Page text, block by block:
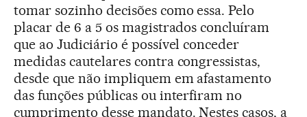
tomar sozinho decisões como essa. Pelo
placar de 6 a 5 os magistrados concluíram
que ao Judiciário é possível conceder
medidas cautelares contra congressistas,
desde que não impliquem em afastamento
das funções públicas ou interfiram no
cumprimento desse mandato. Nestes casos, a